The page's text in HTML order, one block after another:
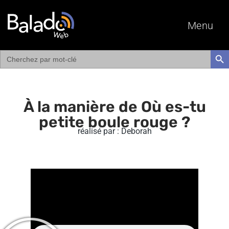
Menu
Search
for:
À la manière de Où es-tu
petite boule rouge ?
réalisé par : Deborah